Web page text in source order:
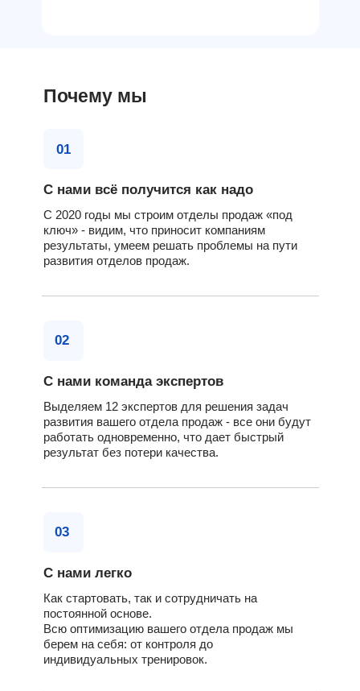
Почему мы
С нами всё получится как надо
01
С 2020 годы мы строим отделы продаж «под
ключ» - видим, что приносит компаниям
результаты, умеем решать проблемы на пути
развития отделов продаж.
С нами легко
Как стартовать, так и сотрудничать на
постоянной основе.
Всю оптимизацию вашего отдела продаж мы
берем на себя: от контроля до
индивидуальных тренировок.
С нами команда экспертов
02
Выделяем 12 экспертов для решения задач
развития вашего отдела продаж - все они будут
работать одновременно, что дает быстрый
результат без потери качества.
03